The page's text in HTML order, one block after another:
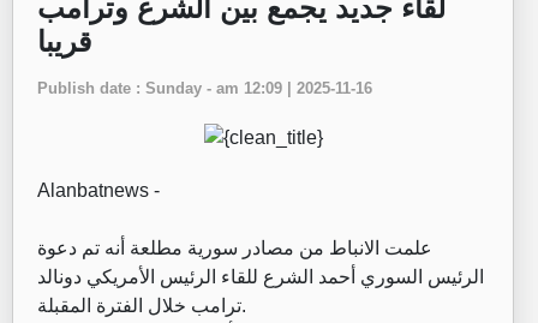
‏لقاء جديد يجمع بين الشرع وترامب
قريبا
Publish date : Sunday - am 12:09 | 2025-11-16
Alanbatnews -
‏علمت الانباط من مصادر سورية مطلعة أنه تم دعوة
الرئيس السوري أحمد الشرع للقاء الرئيس الأمريكي دونالد
ترامب خلال الفترة المقبلة.